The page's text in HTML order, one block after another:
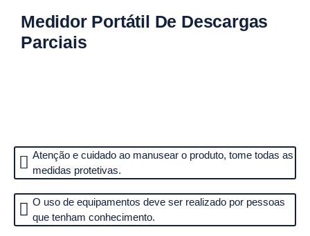
Medidor Portátil De Descargas
Parciais
Atenção e cuidado ao manusear o produto, tome todas as
medidas protetivas.
O uso de equipamentos deve ser realizado por pessoas
que tenham conhecimento.